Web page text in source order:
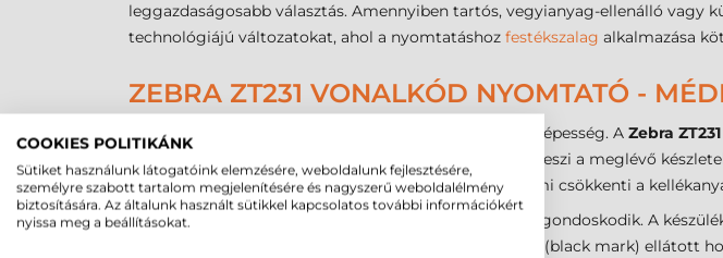
leggazdaságosabb választás. Amennyiben tartós, vegyianyag-ellenálló
technológiájú változatokat, ahol a nyomtatáshoz festékszalag alkalmazása
ZEBRA ZT231 VONALKÓD NYOMTATÓ -
A műszaki precizitás egyik alapköve a média kezelési képesség. A Zebra
rendelkező tekercseket is. Ez a rugalmasság lehetővé teszi a meglévő
Akülső tekercs átmérőmaximális értéke203 mm
, ami csökkenti a
A pontos pozicionálásról az állítható érzékelőrendszer gondoskodik. A
érzékelő a fekete jellel (black mark) ellátott
COOKIES POLITIKÁNK
Sütiket használunk látogatóink elemzésére, weboldalunk fejlesztésére,
személyre szabott tartalom megjelenítésére és nagyszerű weboldalélmény
biztosítására. Az általunk használt sütikkel kapcsolatos további információkért
nyissa meg a beállításokat.